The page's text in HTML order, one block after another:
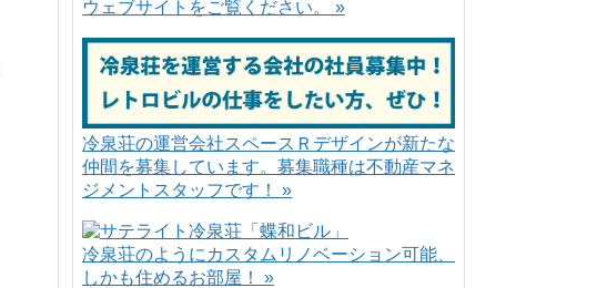
ウェブサイトをご覧ください。 »
冷泉荘の運営会社スペースＲデザインが新たな
仲間を募集しています。募集職種は不動産マネ
ジメントスタッフです！ »
冷泉荘のようにカスタムリノベーション可能、
しかも住めるお部屋！ »